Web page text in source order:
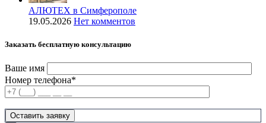
АЛЮТЕХ в Симферополе
19.05.2026 Нет комментов
Заказать бесплатную консультацию
Ваше имя
Номер телефона*